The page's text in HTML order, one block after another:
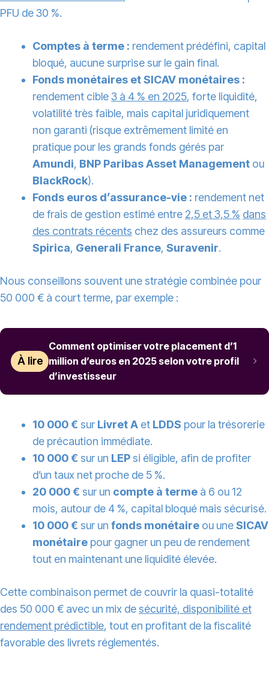
PFU de 30 %.
Comptes à terme : rendement prédéfini, capital
bloqué, aucune surprise sur le gain final.
Fonds monétaires et SICAV monétaires :
rendement cible3 à 4 % en 2025, forte liquidité,
volatilité très faible, mais capital juridiquement
non garanti (risque extrêmement limité en
pratique pour les grands fonds gérés par
Amundi, BNP Paribas Asset Management ou
BlackRock).
Fonds euros d’assurance-vie : rendement net
de frais de gestion estimé entre 2,5 et 3,5 % dans
des contrats récents chez des assureurs comme
Spirica, Generali France, Suravenir.
Nous conseillons souvent une stratégie combinée pour
50 000 € à court terme, par exemple :
À lire
Comment optimiser votre placement d’1
million d’euros en 2025 selon votre profil
d’investisseur
10 000 € sur Livret A et LDDS pour la trésorerie
de précaution immédiate.
10 000 € sur un LEP si éligible, afin de profiter
d’un taux net proche de 5 %.
20 000 € sur un compte à terme à 6 ou 12
mois, autour de 4 %, capital bloqué mais sécurisé.
10 000 € sur un fonds monétaire ou uneSICAV
monétaire pour gagner un peu de rendement
tout en maintenant une liquidité élevée.
Cette combinaison permet de couvrir la quasi-totalité
des 50 000 € avec un mix de sécurité, disponibilité et
rendement prédictible, tout en profitant de la fiscalité
favorable des livrets réglementés.